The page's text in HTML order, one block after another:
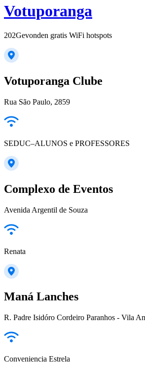
Votuporanga
202Gevonden gratis WiFi hotspots
Votuporanga Clube
Rua São Paulo, 2859
SEDUC–ALUNOS e PROFESSORES
Complexo de Eventos
Avenida Argentil de Souza
Renata
Maná Lanches
R. Padre Isidóro Cordeiro Paranhos - Vila
Conveniencia Estrela